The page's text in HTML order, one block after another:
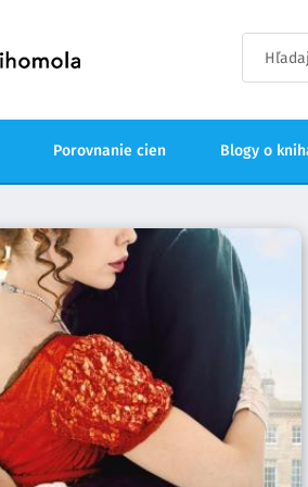
Porovnanie cien Blogy o